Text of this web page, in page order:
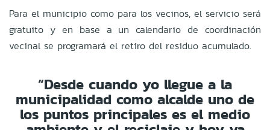
Para el municipio como para los vecinos, el servicio será
gratuito y en base a un calendario de coordinación
vecinal se programará el retiro del residuo acumulado.
“Desde cuando yo llegue a la
municipalidad como alcalde uno de
los puntos principales es el medio